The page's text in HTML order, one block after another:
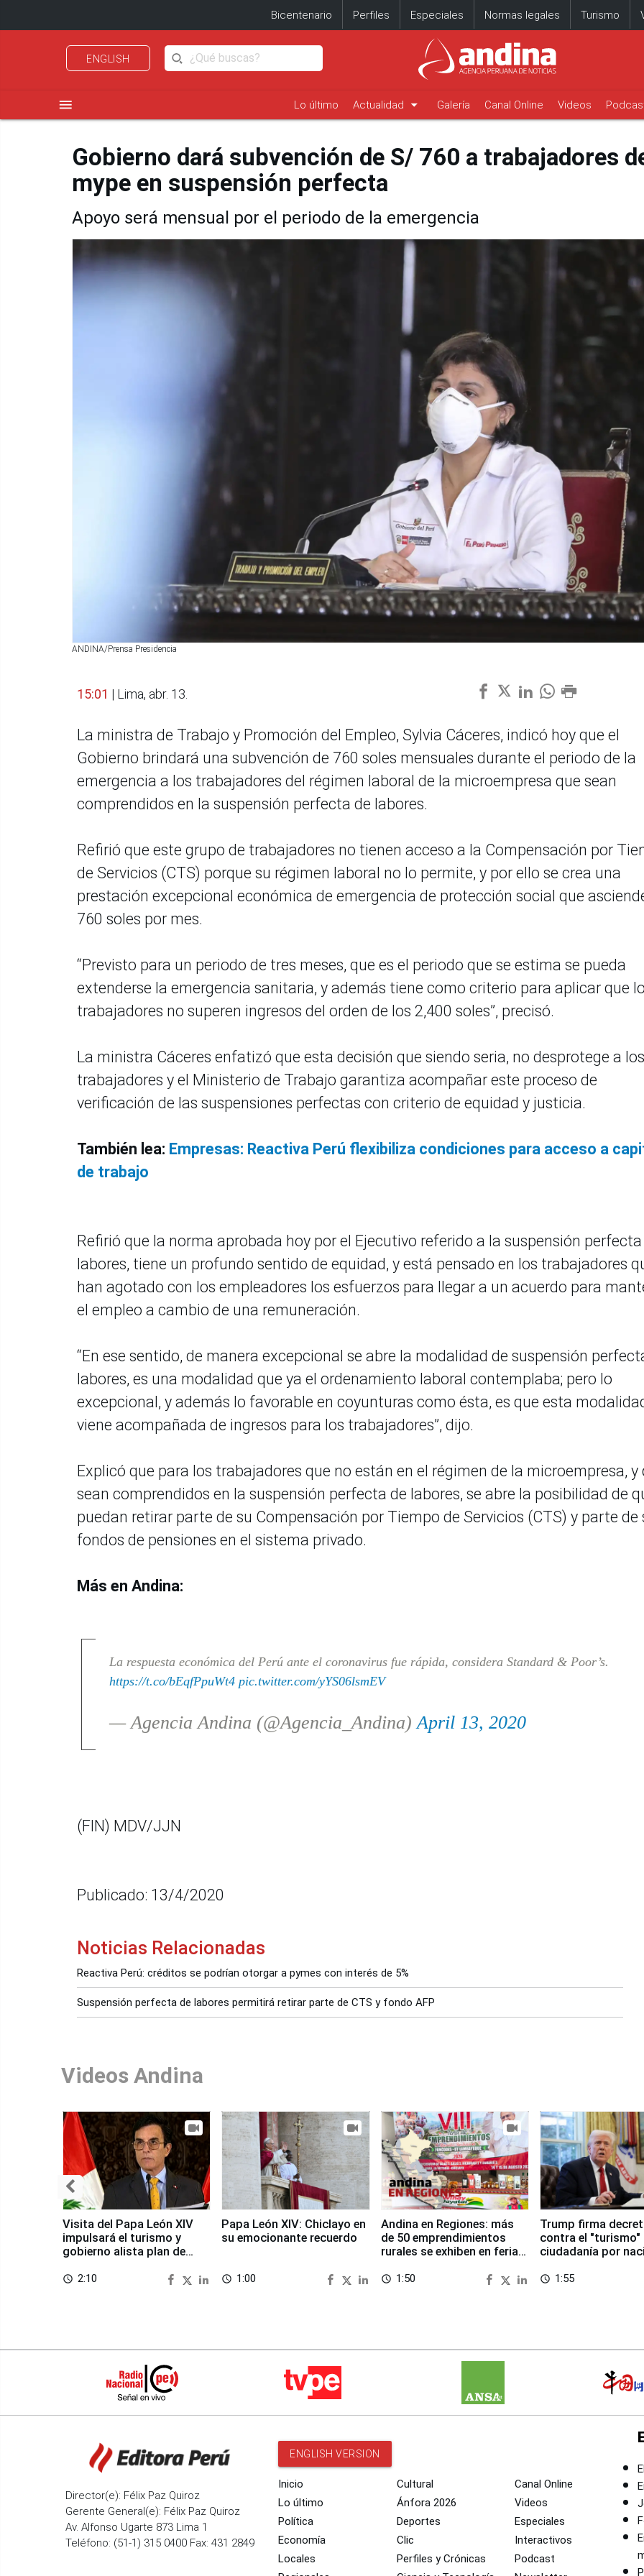
Bicentenario Perfiles Especiales Normas legales Turismo
ENGLISH
menu Lo último Actualidad arrow_drop_down Galería Canal Online Videos
Gobierno dará subvención de S/ 760 a trabajadores
mype en suspensión perfecta
Apoyo será mensual por el periodo de la emergencia
ANDINA/Prensa Presidencia
15:01 | Lima, abr. 13.
La ministra de Trabajo y Promoción del Empleo, Sylvia Cáceres, indicó hoy que el
Gobierno brindará una subvención de 760 soles mensuales durante el periodo de la
emergencia a los trabajadores del régimen laboral de la microempresa que sean
comprendidos en la suspensión perfecta de labores.
Refirió que este grupo de trabajadores no tienen acceso a la Compensación por
de Servicios (CTS) porque su régimen laboral no lo permite, y por ello se crea una
prestación excepcional económica de emergencia de protección social que
760 soles por mes.
“Previsto para un periodo de tres meses, que es el periodo que se estima se pueda
extenderse la emergencia sanitaria, y además tiene como criterio para aplicar que
trabajadores no superen ingresos del orden de los 2,400 soles”, precisó.
La ministra Cáceres enfatizó que esta decisión que siendo seria, no desprotege a los
trabajadores y el Ministerio de Trabajo garantiza acompañar este proceso de
verificación de las suspensiones perfectas con criterio de equidad y justicia.
También lea: Empresas: Reactiva Perú flexibiliza condiciones para acceso a
de trabajo
Refirió que la norma aprobada hoy por el Ejecutivo referido a la suspensión perfecta
labores, tiene un profundo sentido de equidad, y está pensado en los trabajadores
han agotado con los empleadores los esfuerzos para llegar a un acuerdo para
el empleo a cambio de una remuneración.
“En ese sentido, de manera excepcional se abre la modalidad de suspensión
labores, es una modalidad que ya el ordenamiento laboral contemplaba; pero lo
excepcional, y además lo favorable en coyunturas como ésta, es que esta
viene acompañada de ingresos para los trabajadores”, dijo.
Explicó que para los trabajadores que no están en el régimen de la microempresa, y
sean comprendidos en la suspensión perfecta de labores, se abre la posibilidad de
puedan retirar parte de su Compensación por Tiempo de Servicios (CTS) y parte de
fondos de pensiones en el sistema privado.
Más en Andina:
La respuesta económica del Perú ante el coronavirus fue rápida, considera Standard & Poor’s.
https://t.co/bEqfPpuWt4 pic.twitter.com/yYS06lsmEV
— Agencia Andina (@Agencia_Andina)April 13, 2020
(FIN) MDV/JJN
Publicado: 13/4/2020
Noticias Relacionadas
Reactiva Perú: créditos se podrían otorgar a pymes con interés de 5%
Suspensión perfecta de labores permitirá retirar parte de CTS y fondo AFP
Videos Andina
Visita del Papa León XIV
impulsará el turismo y
gobierno alista plan de
access_time 2:10
Papa León XIV: Chiclayo en
su emocionante recuerdo
access_time 1:00
Andina en Regiones: más
de 50 emprendimientos
rurales se exhiben en feria
access_time 1:50
Trump firma
contra el "turismo"
ciudadanía por
access_time 1:55
Director(e): Félix Paz Quiroz
Gerente General(e): Félix Paz Quiroz
Av. Alfonso Ugarte 873 Lima 1
Teléfono: (51-1) 315 0400 Fax: 431 2849
ENGLISH VERSION
Inicio
Lo último
Política
Economía
Locales
Cultural
Ánfora 2026
Deportes
Clic
Perfiles y Crónicas
Canal Online
Videos
Especiales
Interactivos
Podcast